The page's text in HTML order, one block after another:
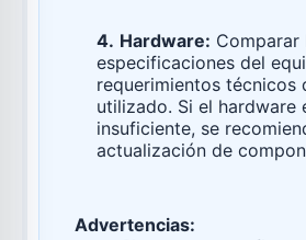
4. Hardware: Comparar
especificaciones del
requerimientos técnicos
utilizado. Si el hardware
insuficiente, se
actualización de
Advertencias: